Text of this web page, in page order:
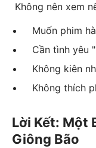
Không nên xem
Muốn phim
Cần tình yêu
Không kiên
Không thích
Lời Kết: Một
Giông Bão